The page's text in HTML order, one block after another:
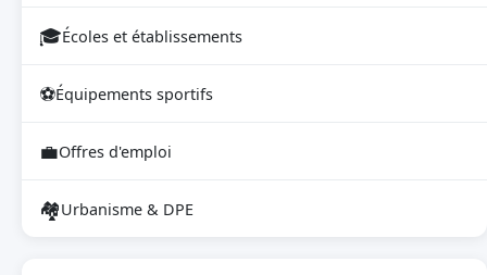
🎓Écoles et établissements
⚽Équipements sportifs
💼Offres d'emploi
🏘Urbanisme & DPE